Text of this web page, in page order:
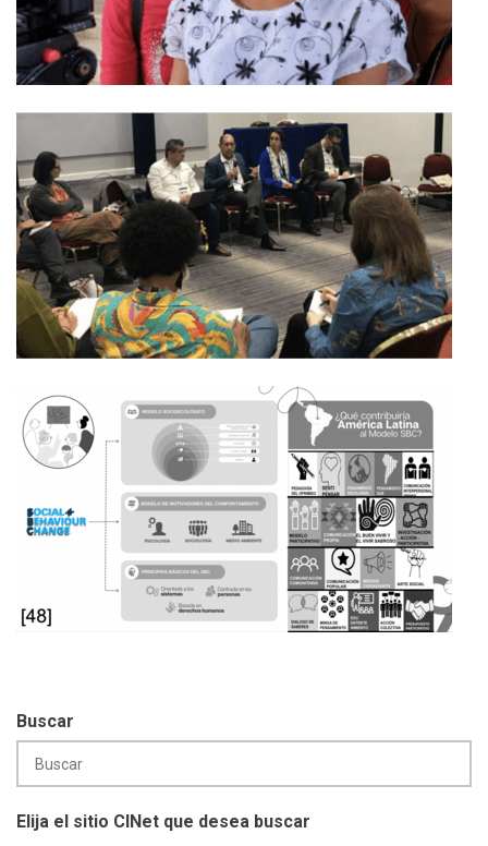
Buscar
Elija el sitio CINet que desea buscar